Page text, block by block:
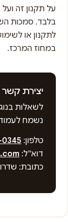
על תקנון זה
בלבד. סמכות
לתקנון או
במחוז המרכז.
יצירת קשר
לשאלות
נשמח
טלפון:
דוא"ל:
כתובת: שדרות הרכס 13,